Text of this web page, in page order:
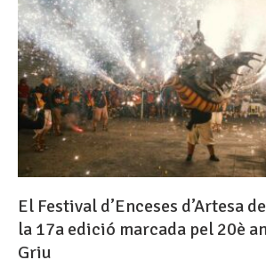
El Festival d’Enceses d’Artesa
la 17a edició marcada pel 20è
Griu